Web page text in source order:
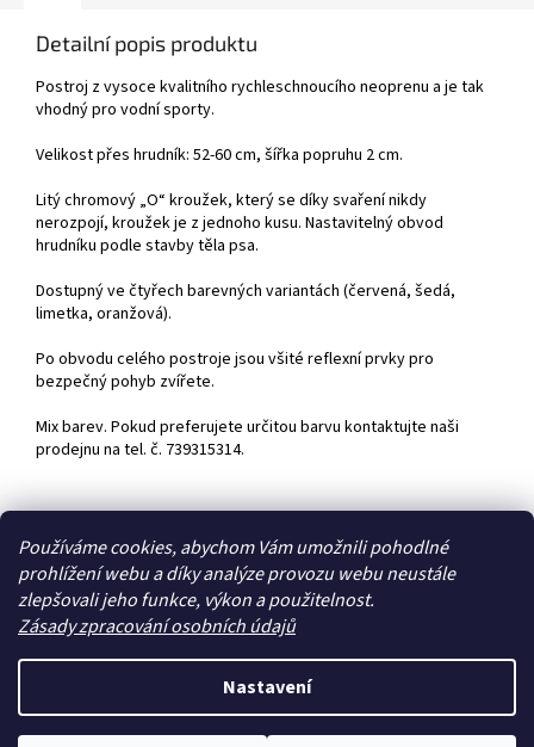
Používáme cookies, abychom Vám umožnili pohodlné
prohlížení webu a díky analýze provozu webu neustále
zlepšovali jeho funkce, výkon a použitelnost.
Zásady zpracování osobních údajů
Nastavení
Detailní popis produktu
Postroj z vysoce kvalitního rychleschnoucího neoprenu a je tak
vhodný pro vodní sporty.
Velikost přes hrudník: 52-60 cm, šířka popruhu 2 cm.
Litý chromový „O“ kroužek, který se díky svaření nikdy
nerozpojí, kroužek je z jednoho kusu. Nastavitelný obvod
hrudníku podle stavby těla psa.
Dostupný ve čtyřech barevných variantách (červená, šedá,
limetka, oranžová).
Po obvodu celého postroje jsou všité reflexní prvky pro
bezpečný pohyb zvířete.
Mix barev. Pokud preferujete určitou barvu kontaktujte naši
prodejnu na tel. č. 739315314.
Zboží.cz Heureka.cz
Vytvořil Shoptet